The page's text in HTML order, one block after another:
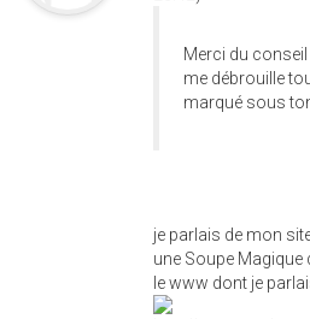
Merci du
me débrouille
marqué sous
je parlais de mon
une Soupe Magique
le www dont je